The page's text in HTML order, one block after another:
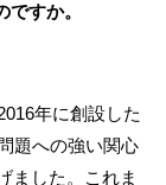
すか。
年に創設した
題への強い関心
ました。これま